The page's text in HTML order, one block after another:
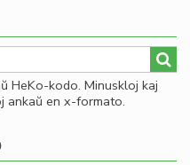
en
HeKo-kodo. Minuskloj kaj
ankaŭ en x-formato.